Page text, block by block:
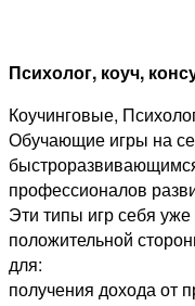
Психолог, коуч,
Коучинговые,
Обучающие игры на
профессионалов
Эти типы игр себя
положительной
для:
получения дохода от